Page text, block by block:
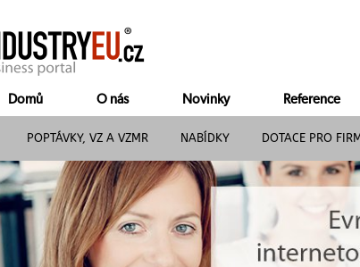
Domů O nás Novinky Reference
POPTÁVKY, VZ A VZMR NABÍDKY DOTACE PRO